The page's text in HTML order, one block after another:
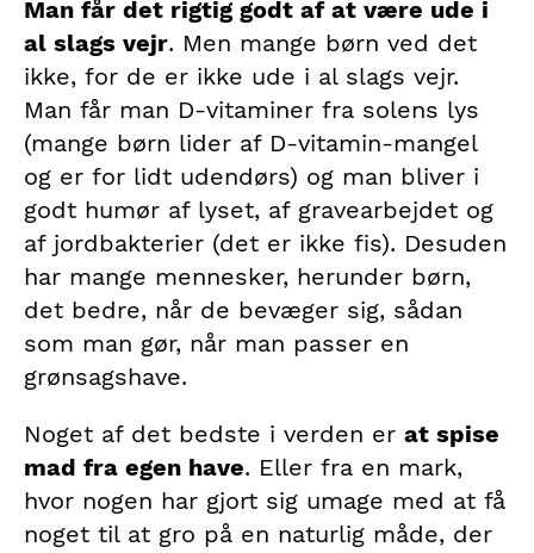
Man får det rigtig godt af at være ude i
al slags vejr. Men mange børn ved det
ikke, for de er ikke ude i al slags vejr.
Man får man D-vitaminer fra solens lys
(mange børn lider af D-vitamin-mangel
og er for lidt udendørs) og man bliver i
godt humør af lyset, af gravearbejdet og
af jordbakterier (det er ikke fis). Desuden
har mange mennesker, herunder børn,
det bedre, når de bevæger sig, sådan
som man gør, når man passer en
grønsagshave.
Noget af det bedste i verden er at spise
mad fra egen have. Eller fra en mark,
hvor nogen har gjort sig umage med at få
noget til at gro på en naturlig måde, der